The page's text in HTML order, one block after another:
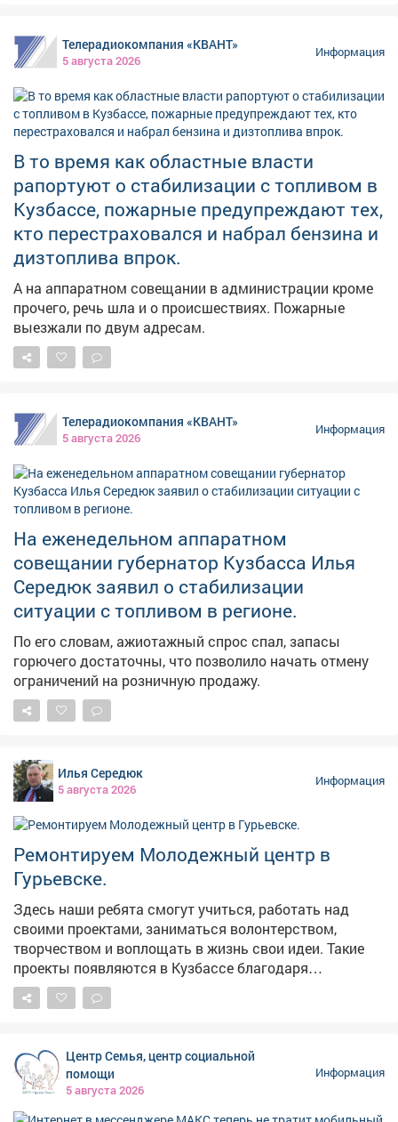
Телерадиокомпания «КВАНТ»
5 августа 2026
Информация
В то время как областные власти
рапортуют о стабилизации с топливом в
Кузбассе, пожарные предупреждают тех,
кто перестраховался и набрал бензина и
дизтоплива впрок.
А на аппаратном совещании в администрации кроме
прочего, речь шла и о происшествиях. Пожарные
выезжали по двум адресам.
Телерадиокомпания «КВАНТ»
5 августа 2026
Информация
На еженедельном аппаратном
совещании губернатор Кузбасса Илья
Середюк заявил о стабилизации
ситуации с топливом в регионе.
По его словам, ажиотажный спрос спал, запасы
горючего достаточны, что позволило начать отмену
ограничений на розничную продажу.
Илья Середюк
5 августа 2026
Информация
Ремонтируем Молодежный центр в
Гурьевске.
Здесь наши ребята смогут учиться, работать над
своими проектами, заниматься волонтерством,
творчеством и воплощать в жизнь свои идеи. Такие
проекты появляются в Кузбассе благодаря
федеральной поддержке - в том числе национальному
проекту «Молодежь и дети». Мы работаем над тем,
максимальные результаты в виде молодежных
центров, социальных учреждений, культурных и
образовательных площадок. Каждая новая точка
Центр Семья, центр социальной
помощи
5 августа 2026
Информация